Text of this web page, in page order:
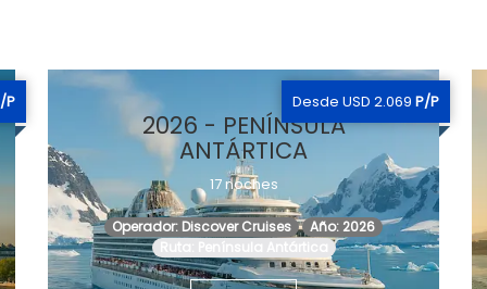
P
2026 - PENÍNSULA
ANTÁRTICA
17 noches
Operador: Discover Cruises
Año: 2026
Ruta: Península Antártica
Desde USD 2.069 P/P